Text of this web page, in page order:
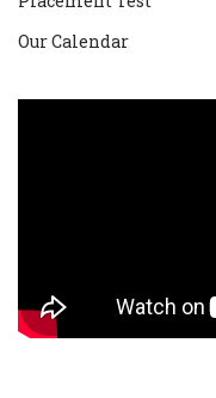
Our Calendar